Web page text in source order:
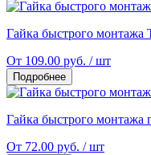
Гайка быстрого монтажа
От 109.00 руб. / шт
Подробнее
Гайка быстрого монтажа
От 72.00 руб. / шт